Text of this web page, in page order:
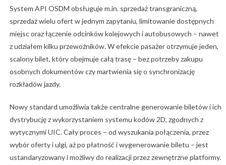
System API OSDM obsługuje m.in. sprzedaż transgraniczną,
sprzedaż wielu ofert w jednym zapytaniu, limitowanie dostępnych
miejsc oraz łączenie odcinków kolejowych i autobusowych – nawet
z udziałem kilku przewoźników. W efekcie pasażer otrzymuje jeden,
scalony bilet, który obejmuje całą trasę – bez potrzeby zakupu
osobnych dokumentów czy martwienia się o synchronizację
rozkładów jazdy.
Nowy standard umożliwia także centralne generowanie biletów i ich
dystrybucję z wykorzystaniem systemu kodów 2D, zgodnych z
wytycznymi UIC. Cały proces – od wyszukania połączenia, przez
wybór oferty i ulgi, aż po płatność i wygenerowanie biletu – jest
ustandaryzowany i możliwy do realizacji przez zewnętrzne platformy.